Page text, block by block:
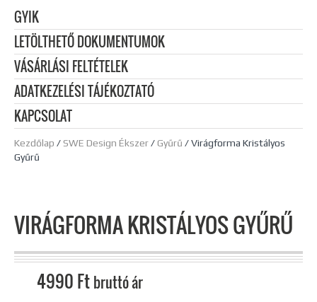
Kezdőlap /SWE Design Ékszer/Gyűrű / Virágforma Kristályos
Gyűrű
VIRÁGFORMA KRISTÁLYOS GYŰRŰ
4990Ft bruttó ár
GYIK
LETÖLTHETŐ DOKUMENTUMOK
VÁSÁRLÁSI FELTÉTELEK
ADATKEZELÉSI TÁJÉKOZTATÓ
KAPCSOLAT